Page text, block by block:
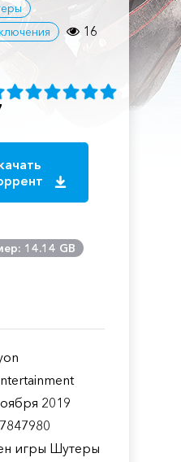
16
14.14 GB
2019
игры Шутеры